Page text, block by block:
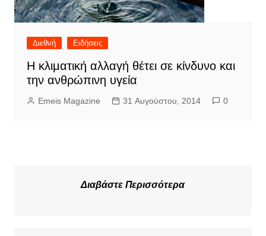
Διεθνή Ειδήσεις
Η κλιματική αλλαγή θέτει σε κίνδυνο και
την ανθρώπινη υγεία
Emeis Magazine 31 Αυγούστου, 2014 0
Διαβάστε Περισσότερα